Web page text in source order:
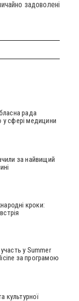
задоволені
рада
сфері медицини
за найвищий
кроки:
у Summer
за програмою
культурної